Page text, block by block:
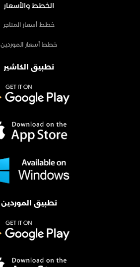
الخطط والأسعار
خطط أسعار المتاجر
خطط أسعار الموردين
تطبيق الكاشير
تطبيق الموردين